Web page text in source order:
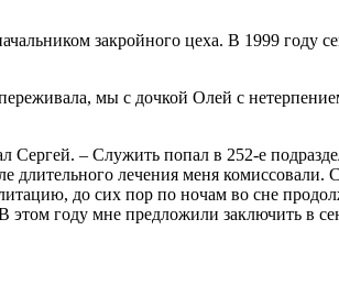
закройного цеха. В 1999 году
мы с дочкой Олей с
Сергей. – Служить попал в 252-е
длительного лечения меня комиссовали.
до сих пор по ночам во сне
этом году мне предложили заключить в